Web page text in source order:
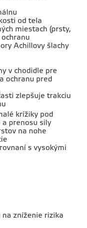
od tela
miestach (prsty,
Achillovy šlachy
v chodidle pre
ochranu pred
zlepšuje trakciu
krížiky pod
a prenosu sily
na nohe
s vysokými
na zníženie rizika